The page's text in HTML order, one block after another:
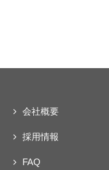
会社概要
採用情報
FAQ